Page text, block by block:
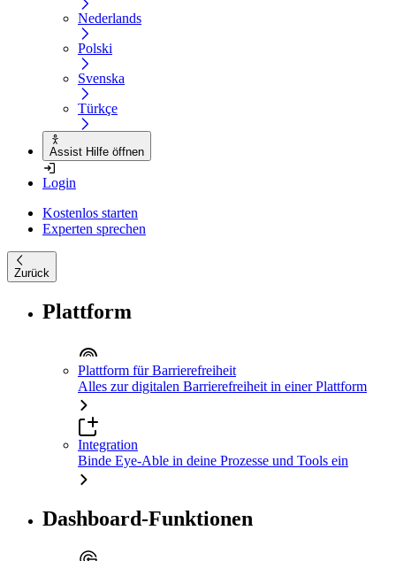
Nederlands
Polski
Svenska
Türkçe
Assist Hilfe öffnen
Login
Kostenlos starten
Experten sprechen
Zurück
Plattform
Plattform für Barrierefreiheit
Alles zur digitalen Barrierefreiheit in einer Plattform
Integration
Binde Eye-Able in deine Prozesse und Tools ein
Dashboard-Funktionen